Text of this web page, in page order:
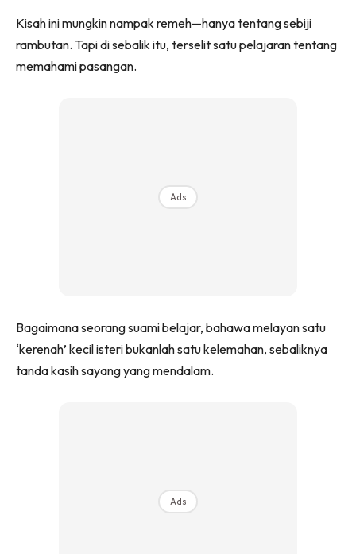
Kisah ini mungkin nampak remeh—hanya tentang sebiji
rambutan. Tapi di sebalik itu, terselit satu pelajaran tentang
memahami pasangan.
Ads
Bagaimana seorang suami belajar, bahawa melayan satu
‘kerenah’ kecil isteri bukanlah satu kelemahan, sebaliknya
tanda kasih sayang yang mendalam.
Ads